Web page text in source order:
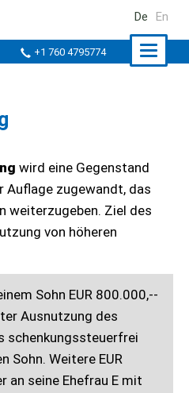
+1 760 4795774
De En
wird eine Gegenstand
Auflage zugewandt, das
weiterzugeben. Ziel des
von höheren
Sohn EUR 800.000,--
Ausnutzung des
schenkungssteuerfrei
Sohn. Weitere EUR
an seine Ehefrau E mit